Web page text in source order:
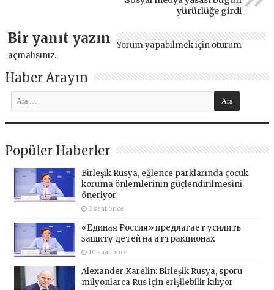
yürürlüğe girdi
Bir yanıt yazın Yorum yapabilmek için oturum
açmalısınız.
Haber Arayın
Popüler Haberler
Birleşik Rusya, eğlence parklarında çocuk
koruma önlemlerinin güçlendirilmesini
öneriyor
2 saat önce
«Единая Россия» предлагает усилить
защиту детей на аттракционах
10 saat önce
Alexander Karelin: Birleşik Rusya, sporu
milyonlarca Rus için erişilebilir kılıyor